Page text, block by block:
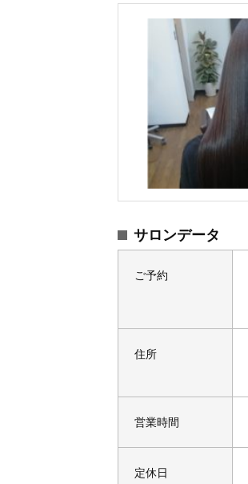
サロンデータ
ご予約
住所
営業時間
定休日